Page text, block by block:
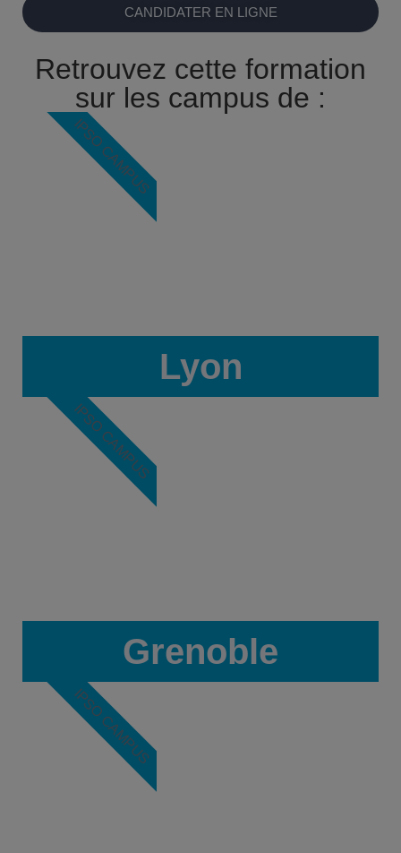
CANDIDATER EN LIGNE
Retrouvez cette formation
sur les campus de :
Lyon
IPSO CAMPUS
Grenoble
IPSO CAMPUS
IPSO CAMPUS